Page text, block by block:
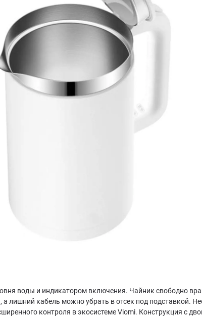
воды и индикатором включения. Чайник свободно
кабель можно убрать в отсек под подставкой.
контроля в экосистеме Viomi. Конструкция с